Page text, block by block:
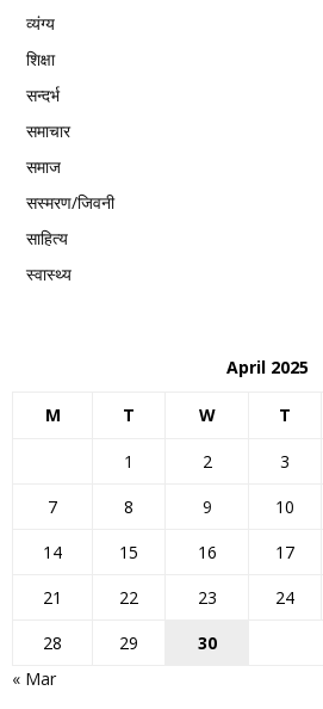
व्यंग्य
शिक्षा
सन्दर्भ
समाचार
समाज
सस्मरण/जिवनी
साहित्य
स्वास्थ्य
April 2025
M T W T
1 2 3
7
8 9 10
14
15 16 17
21
22 23 24
28
29
30
« Mar